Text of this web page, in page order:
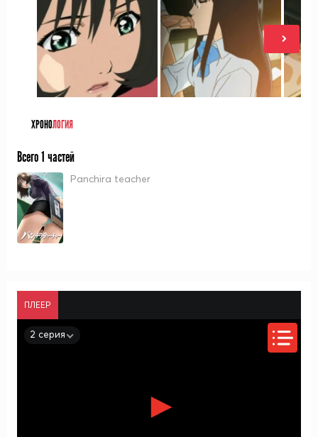
ХРОНОЛОГИЯ
Всего 1 частей
Panchira teacher
ПЛЕЕР
2 серия